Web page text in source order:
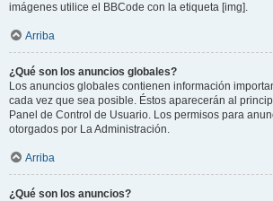
imágenes utilice el BBCode con la etiqueta [img].
Arriba
¿Qué son los anuncios globales?
Los anuncios globales contienen información
cada vez que sea posible. Éstos aparecerán al
Panel de Control de Usuario. Los permisos para
otorgados por La Administración.
Arriba
¿Qué son los anuncios?